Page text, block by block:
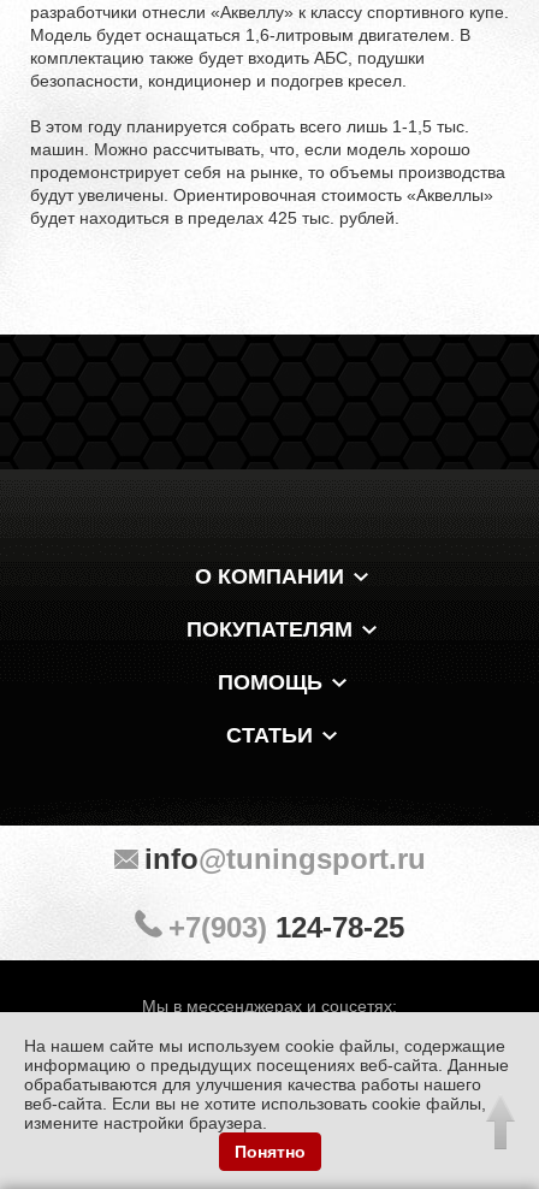
разработчики отнесли «Аквеллу» к классу спортивного купе.
Модель будет оснащаться 1,6-литровым двигателем. В
комплектацию также будет входить АБС, подушки
безопасности, кондиционер и подогрев кресел.
В этом году планируется собрать всего лишь 1-1,5 тыс.
машин. Можно рассчитывать, что, если модель хорошо
продемонстрирует себя на рынке, то объемы производства
будут увеличены. Ориентировочная стоимость «Аквеллы»
будет находиться в пределах 425 тыс. рублей.
О КОМПАНИИ
ПОКУПАТЕЛЯМ
ПОМОЩЬ
СТАТЬИ
Мы в мессенджерах и соцсетях:
info@tuningsport.ru
+7(903) 124-78-25
© «Тюнинг Спорт» 1998 — 2026
Политика конфиденциальности
Обработка персональных данных
На нашем сайте мы используем cookie файлы, содержащие
информацию о предыдущих посещениях веб-сайта. Данные
обрабатываются для улучшения качества работы нашего
веб-сайта. Если вы не хотите использовать cookie файлы,
измените настройки браузера.
Понятно